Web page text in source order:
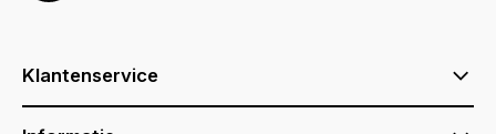
Klantenservice